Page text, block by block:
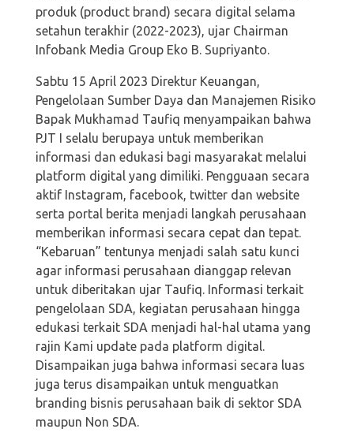
produk (product brand) secara digital selama
setahun terakhir (2022-2023), ujar Chairman
Infobank Media Group Eko B. Supriyanto.
Sabtu 15 April 2023 Direktur Keuangan,
Pengelolaan Sumber Daya dan Manajemen Risiko
Bapak Mukhamad Taufiq menyampaikan bahwa
PJT I selalu berupaya untuk memberikan
informasi dan edukasi bagi masyarakat melalui
platform digital yang dimiliki. Pengguaan secara
aktif Instagram, facebook, twitter dan website
serta portal berita menjadi langkah perusahaan
memberikan informasi secara cepat dan tepat.
“Kebaruan” tentunya menjadi salah satu kunci
agar informasi perusahaan dianggap relevan
untuk diberitakan ujar Taufiq. Informasi terkait
pengelolaan SDA, kegiatan perusahaan hingga
edukasi terkait SDA menjadi hal-hal utama yang
rajin Kami update pada platform digital.
Disampaikan juga bahwa informasi secara luas
juga terus disampaikan untuk menguatkan
branding bisnis perusahaan baik di sektor SDA
maupun Non SDA.